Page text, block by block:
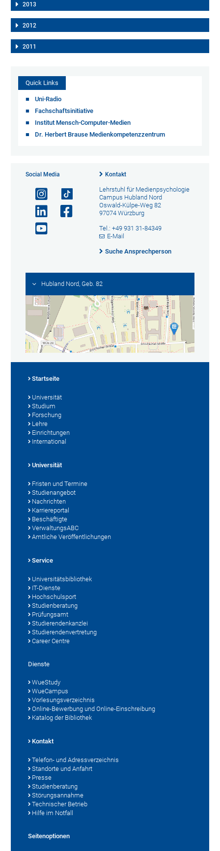
2013
2012
2011
Quick Links
Uni-Radio
Fachschaftsinitiative
Institut Mensch-Computer-Medien
Dr. Herbert Brause Medienkompetenzzentrum
Social Media Kontakt
Lehrstuhl für Medienpsychologie
Campus Hubland Nord
Oswald-Külpe-Weg 82
97074 Würzburg
Tel.: +49 931 31-84349
E-Mail
Suche Ansprechperson
Hubland Nord, Geb. 82
Startseite
Universität
Studium
Forschung
Lehre
Einrichtungen
International
Universität
Fristen und Termine
Studienangebot
Nachrichten
Karriereportal
Beschäftigte
VerwaltungsABC
Amtliche Veröffentlichungen
Service
Universitätsbibliothek
IT-Dienste
Hochschulsport
Studienberatung
Prüfungsamt
Studierendenkanzlei
Studierendenvertretung
Career Centre
Dienste
WueStudy
WueCampus
Vorlesungsverzeichnis
Online-Bewerbung und Online-Einschreibung
Katalog der Bibliothek
Kontakt
Telefon- und Adressverzeichnis
Standorte und Anfahrt
Presse
Studienberatung
Störungsannahme
Technischer Betrieb
Hilfe im Notfall
Seitenoptionen